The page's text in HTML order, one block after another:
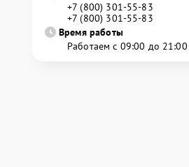
+7 (800) 301-55-83
+7 (800) 301-55-83
Время работы
Работаем с 09:00 до 21:00